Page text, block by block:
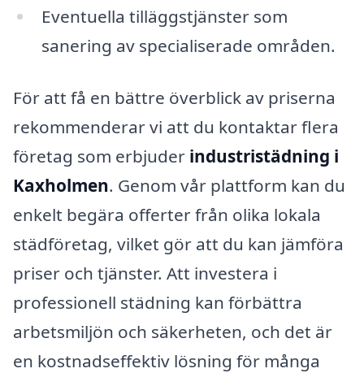
Eventuella tilläggstjänster som
sanering av specialiserade områden.
För att få en bättre överblick av priserna
rekommenderar vi att du kontaktar flera
företag som erbjuder industristädning i
Kaxholmen. Genom vår plattform kan du
enkelt begära offerter från olika lokala
städföretag, vilket gör att du kan jämföra
priser och tjänster. Att investera i
professionell städning kan förbättra
arbetsmiljön och säkerheten, och det är
en kostnadseffektiv lösning för många